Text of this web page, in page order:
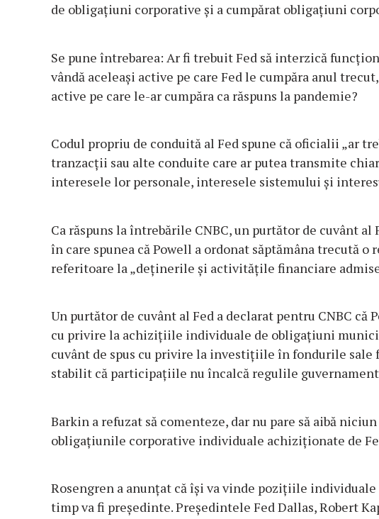
de obligațiuni corporative și a cumpărat obligațiuni
Se pune întrebarea: Ar fi trebuit Fed să interzică
vândă aceleași active pe care Fed le cumpăra anul
active pe care le-ar cumpăra ca răspuns la pandemie?
Codul propriu de conduită al Fed spune că oficialii „ar
tranzacții sau alte conduite care ar putea transmite
interesele lor personale, interesele sistemului și
Ca răspuns la întrebările CNBC, un purtător de cuvânt
în care spunea că Powell a ordonat săptămâna trecută
referitoare la „deținerile și activitățile financiare
Un purtător de cuvânt al Fed a declarat pentru CNBC că
cu privire la achizițiile individuale de obligațiuni
cuvânt de spus cu privire la investițiile în fondurile sale
stabilit că participațiile nu încalcă regulile
Barkin a refuzat să comenteze, dar nu pare să aibă
obligațiunile corporative individuale achiziționate de
Rosengren a anunțat că își va vinde pozițiile
timp va fi președinte. Președintele Fed Dallas, Robert